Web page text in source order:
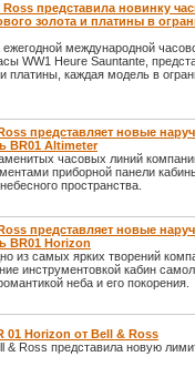
представила новинку
золота и платины в
международной
WW1 Heure Sauntante,
платины, каждая модель в
представляет новые
BR01 Altimeter
часовых линий
приборной панели
пространства.
представляет новые
BR01 Horizon
из самых ярких творений
инструментовкой кабин
неба и его покорения.
Horizon от Bell & Ross
& Ross представила новую